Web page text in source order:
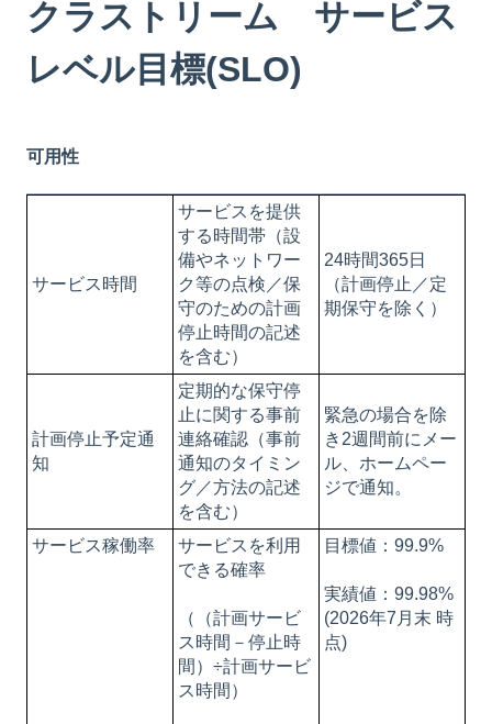
クラストリーム サービス
レベル目標(SLO)
可用性
サービス時間
サービスを提供
する時間帯（設
備やネットワー
ク等の点検／保
守のための計画
停止時間の記述
を含む）
24時間365日
（計画停止／定
期保守を除く）
計画停止予定通
知
定期的な保守停
止に関する事前
連絡確認（事前
通知のタイミン
グ／方法の記述
を含む）
緊急の場合を除
き2週間前にメー
ル、ホームペー
ジで通知。
サービス稼働率
サービスを利用
できる確率
（（計画サービ
ス時間－停止時
間）÷計画サービ
ス時間）
目標値：99.9%
実績値：99.98%
(2026年7月末 時
点)